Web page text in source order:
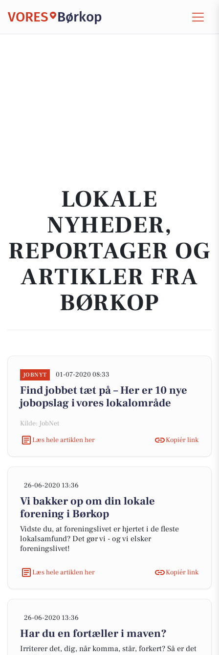
VORES Børkop
LOKALE
NYHEDER,
REPORTAGER OG
ARTIKLER FRA
BØRKOP
JOBNYT 01-07-2020 08:33
Find jobbet tæt på – Her er 10 nye
jobopslag i vores lokalområde
Kilde: JobNet
Læs hele artiklen her
Kopiér link
26-06-2020 13:36
Vi bakker op om din lokale
forening i Børkop
Vidste du, at foreningslivet er hjertet i de fleste
lokalsamfund? Det gør vi - og vi elsker
foreningslivet!
Læs hele artiklen her Kopiér link
26-06-2020 13:36
Har du en fortæller i maven?
Irriterer det, dig, når komma, står, forkert? Så er det